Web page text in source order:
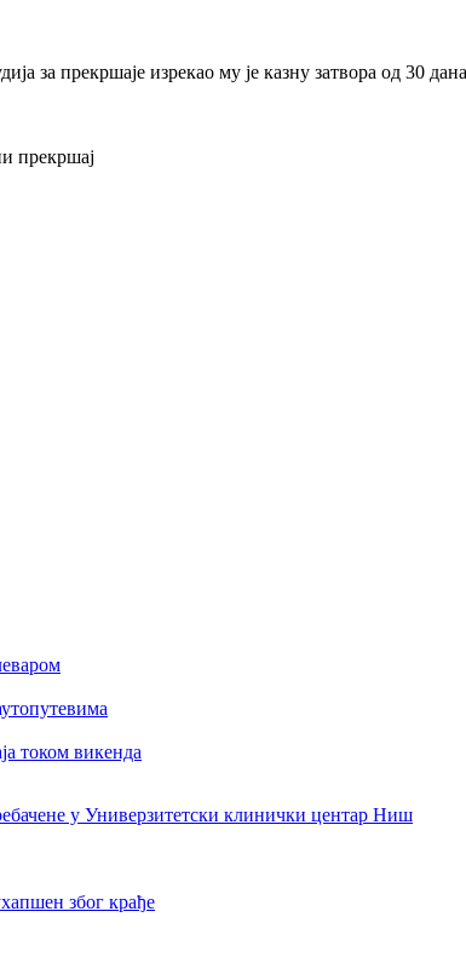
за прекршаје изрекао му је казну затвора од 30
прекршај